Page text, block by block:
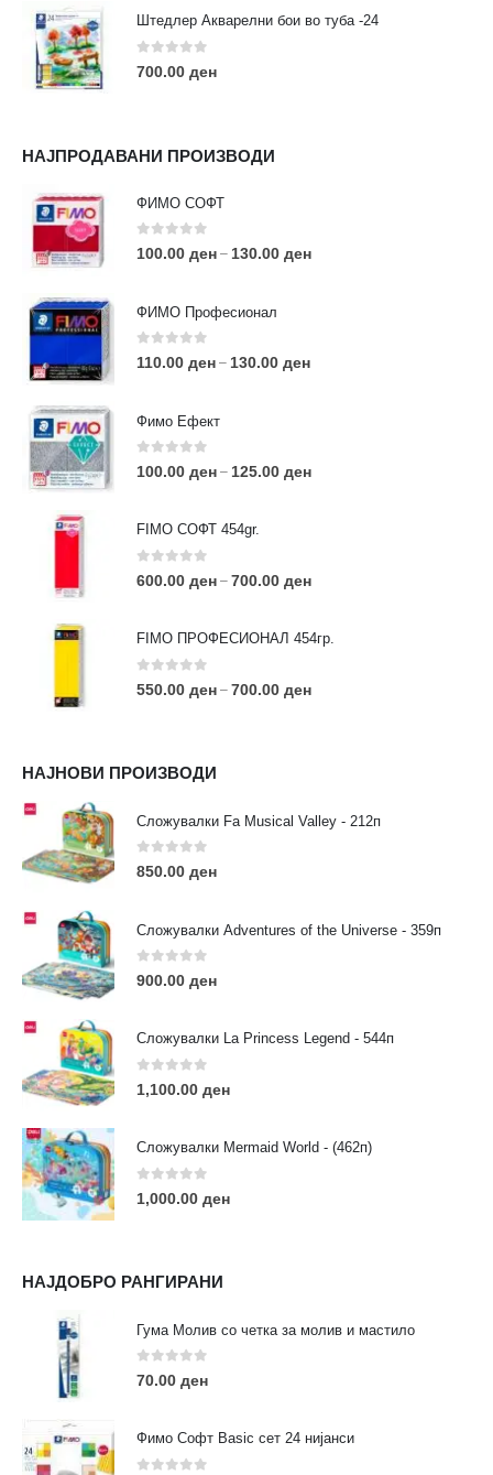
Штедлер Акварелни бои во туба -24
0out of 5
700.00 ден
НАЈПРОДАВАНИ ПРОИЗВОДИ
ФИМО СОФТ
0 out of 5
100.00 ден – 130.00 ден
ФИМО Професионал
0out of 5
110.00 ден – 130.00 ден
Фимо Ефект
0 out of 5
100.00 ден – 125.00 ден
FIMO СОФТ 454gr.
0out of 5
600.00 ден – 700.00 ден
FIMO ПРОФЕСИОНАЛ 454гр.
0out of 5
550.00 ден – 700.00 ден
НАЈНОВИ ПРОИЗВОДИ
Сложувалки Fa Musical Valley - 212п
0out of 5
850.00 ден
Сложувалки Adventures of the Universe - 359п
0out of 5
900.00 ден
Сложувалки La Princess Legend - 544п
0 out of 5
1,100.00 ден
Сложувалки Mermaid World - (462п)
0 out of 5
1,000.00 ден
НАЈДОБРО РАНГИРАНИ
Гума Молив со четка за молив и мастило
0out of 5
70.00 ден
Фимо Софт Basic сет 24 нијанси
АДРЕСА:
ул. 3та Македонска Бригада бр.46
ТЕЛЕФОН:
0038977640534
contact@moehobi.mk
РАБОТНО ВРЕМЕ:
Пон - Саб / 09:00 - 21:00
ЛИНКОВИ
Услови за користење
Големопродажба
Кариера
За нас
Нашите локации
ПОПУЛАРНИ ТАГОВИ
eurodanvest FIMO Креативни Сетови
markers
rapitografi sketch staedtler